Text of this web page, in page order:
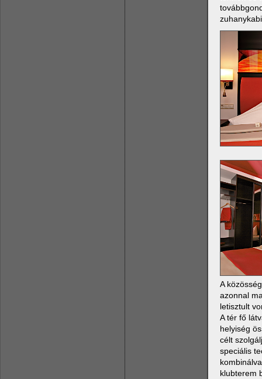
A
azonnal
letisztult
A tér fő
helyiség
célt
speciális
klubterem